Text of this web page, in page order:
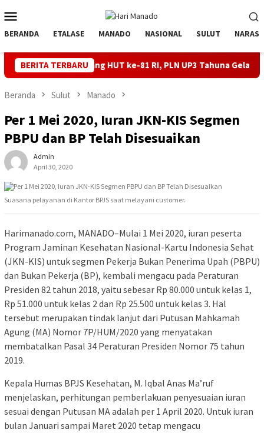
ke
kontenMobile
BERANDA ETALASE MANADO NASIONAL SULUT NARASI
BERITA TERBARU
HUT ke-81 RI, PLN UP3 Tahuna Gelar Apel dan Inspeksi
Beranda Sulut Manado
Per 1 Mei 2020, Iuran JKN-KIS Segmen
PBPU dan BP Telah Disesuaikan
Admin
April 30, 2020
Suasana pelayanan di Kantor BPJS saat melayani customer.
Harimanado.com, MANADO–Mulai 1 Mei 2020, iuran peserta
Program Jaminan Kesehatan Nasional-Kartu Indonesia Sehat
(JKN-KIS) untuk segmen Pekerja Bukan Penerima Upah (PBPU)
dan Bukan Pekerja (BP), kembali mengacu pada Peraturan
Presiden 82 tahun 2018, yaitu sebesar Rp 80.000 untuk kelas 1,
Rp 51.000 untuk kelas 2 dan Rp 25.500 untuk kelas 3. Hal
tersebut merupakan tindak lanjut dari Putusan Mahkamah
Agung (MA) Nomor 7P/HUM/2020 yang menyatakan
membatalkan Pasal 34 Peraturan Presiden Nomor 75 tahun
2019.
Kepala Humas BPJS Kesehatan, M. Iqbal Anas Ma’ruf
menjelaskan, perhitungan pemberlakuan penyesuaian iuran
sesuai dengan Putusan MA adalah per 1 April 2020. Untuk iuran
bulan Januari sampai Maret 2020 tetap mengacu